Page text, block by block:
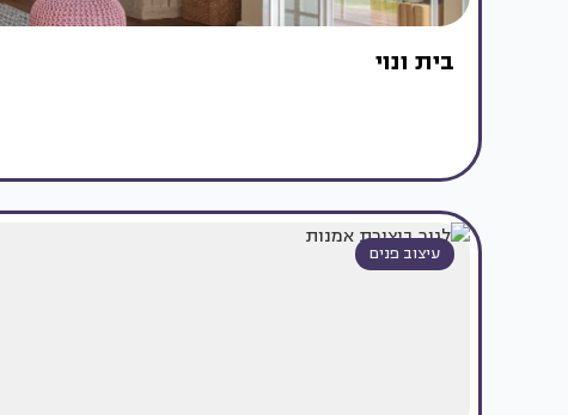
בית ונוי
עיצוב פנים